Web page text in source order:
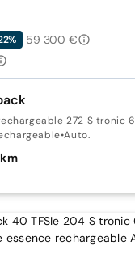
272 S tronic 6
•Auto.
59 300 €